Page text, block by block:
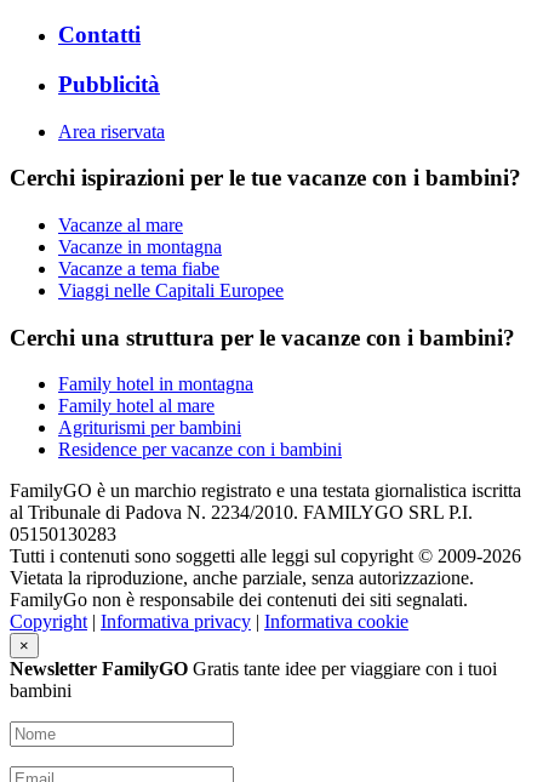
Contatti
Pubblicità
Area riservata
Cerchi ispirazioni per le tue vacanze con i bambini?
Vacanze al mare
Vacanze in montagna
Vacanze a tema fiabe
Viaggi nelle Capitali Europee
Cerchi una struttura per le vacanze con i bambini?
Family hotel in montagna
Family hotel al mare
Agriturismi per bambini
Residence per vacanze con i bambini
FamilyGO è un marchio registrato e una testata giornalistica iscritta
al Tribunale di Padova N. 2234/2010. FAMILYGO SRL P.I.
05150130283
Tutti i contenuti sono soggetti alle leggi sul copyright © 2009-2026
Vietata la riproduzione, anche parziale, senza autorizzazione.
FamilyGo non è responsabile dei contenuti dei siti segnalati.
Copyright| Informativa privacy Informativa cookie
×
Newsletter FamilyGO Gratis tante idee per viaggiare con i tuoi
bambini